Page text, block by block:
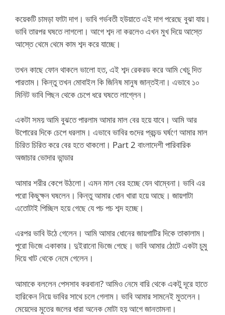
কয়েকটি চামড়া ফাটা দাগ। ভাবি গর্ভবতী হউয়াতে এই দাগ পরেছে বুঝা যায়।
ভাবি তারপর ঘষতে লাগলো। আগে শব্দ না করলেও এখন মুখ দিয়ে আস্তে
আস্তে থেমে থেমে কাম শব্দ করে যাচ্ছে।
তখন কাছে ফোন থাকলে ভালো হত, এই শব্দ রেকরড করে আমি খেচু দিত
পারতাম। কিন্তু তখন মোবাইল কি জিনিষ মানুষ জান্তইনা। এভাবে ১০
মিনিট ভাবি পিছন থেকে চেপে ধরে ঘষতে লাগ্লেন।
একটা সময় আমি বুঝতে পারলাম আমার মাল বের হয়ে যাবে। আমি আর
উপোরের দিকে চেপে ধরলাম। এভাবে ভাবির গুদের প্রচন্ড ঘর্ষণে আমার মাল
চিরিত চিরিত করে বের হতে থাকলো। Part 2 বাংলাদেশী পারিবারিক
অজাচার ভোদার ভান্ডার
আমার শরীর কেপে উঠলো। এমন মাল বের হচ্ছে যেন থাম্বেনা। ভাবি এর
পরো কিছুক্ষন ঘষলেন। কিন্তু আমার ধোন খারা হয়ে আছে। জায়গাটা
এতোটাই পিচ্ছিল হয়ে গেছে যে পচ পচ শব্দ হচ্ছে।
এরপর ভাবি উঠে গেলেন। আমি আমার ধোনের জায়গাটির দিকে তাকালাম।
পুরো ভিজে একাকার। দুইরানো ভিজে গেছে। ভাবি আমার ঠোটে একটা চুমু
দিয়ে খাট থেকে নেমে গেলেন।
আমাকে বললেন পেসসাব করবানা? আমিও নেমে বারি থেকে একটু দূরে হাতে
হারিকেন নিয়ে ভাবির সাথে চলে গেলাম। ভাবি আমার সামনেই মুতলেন।
মেয়েদের মুতের জলের ধারা অনেক মোটা হয় আগে জানতামনা।